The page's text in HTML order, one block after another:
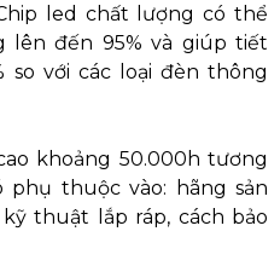
led chất lượng có thể
lên đến 95% và giúp tiết
so với các loại đèn thông
khoảng 50.000h tương
thuộc vào: hãng sản
thuật lắp ráp, cách bảo